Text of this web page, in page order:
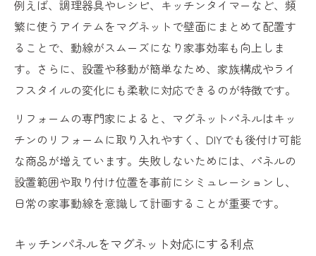
後付けマグネットパネルでリフォーム効果
を実感
リフォーム後でもできるマグネット収納活
用法
キッチンパネル後付けで収納力アップを実
現
マグネット対応の後付けリフォームの手順
解説
マグネット後付けで広がるキッチン活用法
失敗しないマグネットパネル施工のコツ解説
リフォーム初心者でも安心の施工手順ポイ
例えば、調理器具やレシピ、キッチンタイマーなど、頻
繁に使うアイテムをマグネットで壁面にまとめて配置す
ることで、動線がスムーズになり家事効率も向上しま
す。さらに、設置や移動が簡単なため、家族構成やライ
フスタイルの変化にも柔軟に対応できるのが特徴です。
リフォームの専門家によると、マグネットパネルはキッ
チンのリフォームに取り入れやすく、DIYでも後付け可能
な商品が増えています。失敗しないためには、パネルの
設置範囲や取り付け位置を事前にシミュレーションし、
日常の家事動線を意識して計画することが重要です。
キッチンパネルをマグネット対応にする利点